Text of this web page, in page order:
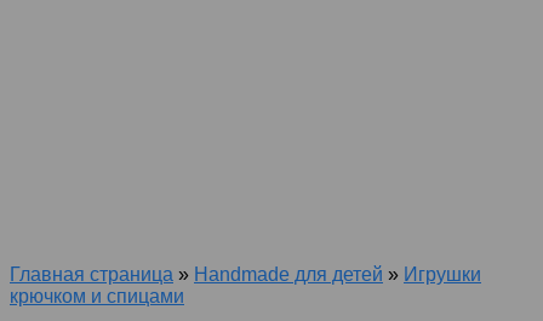
Главная страница » Handmade для детей » Игрушки
крючком и спицами